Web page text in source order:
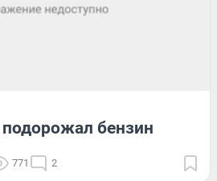
бензин
771 2